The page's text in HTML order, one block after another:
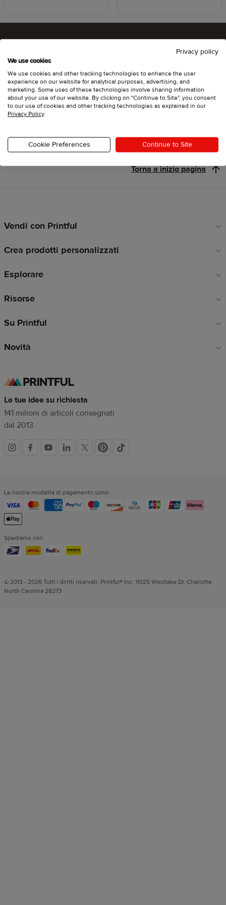
Che ne dici di provare Printful?
Inizia
Torna a inizio pagina
Link
piè
pagina
Vendi con Printful
Crea prodotti personalizzati
Esplorare
Risorse
Su Printful
Novità
Le tue idee su richiesta
141 milioni di articoli consegnati
dal 2013
Link
social
Le nostre modalità di pagamento sono:
Spediamo con:
© 2013 - 2026 Tutti i diritti riservati. Printful® Inc. 11025 Westlake Dr, Charlotte,
North Carolina 28273
Privacy policy
We use cookies
We use cookies and other tracking technologies to enhance the user
experience on our website for analytical purposes, advertising, and
marketing. Some uses of these technologies involve sharing information
about your use of our website. By clicking on "Continue to Site", you consent
to our use of cookies and other tracking technologies as explained in our
Privacy Policy.
Cookie Preferences Continue to Site